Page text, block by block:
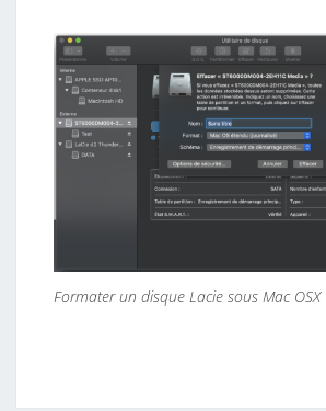
I
T
I
O
N
D
0
Formater un disque Lacie sous Mac OSX